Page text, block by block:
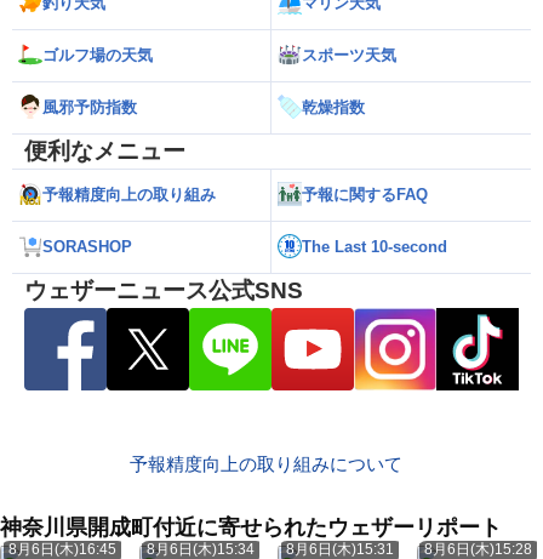
ゴルフ場の天気 スポーツ天気
風邪予防指数 乾燥指数
便利なメニュー
予報精度向上の取り組み 予報に関するFAQ
SORASHOP The Last 10-second
ウェザーニュース公式SNS
予報精度向上の取り組みについて
神奈川県開成町付近に寄せられたウェザーリポート
8月6日(木)16:45 8月6日(木)15:34 8月6日(木)15:31 8月6日(木)15:28